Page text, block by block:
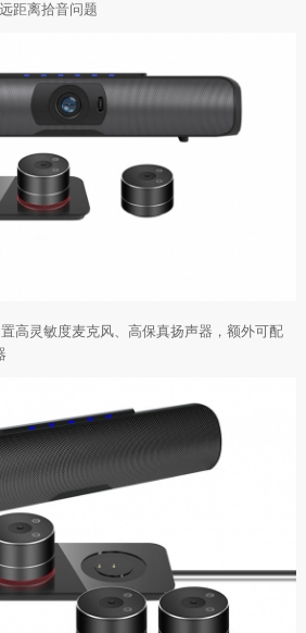
距离拾音问题
高灵敏度麦克风、高保真扬声器，额外可配